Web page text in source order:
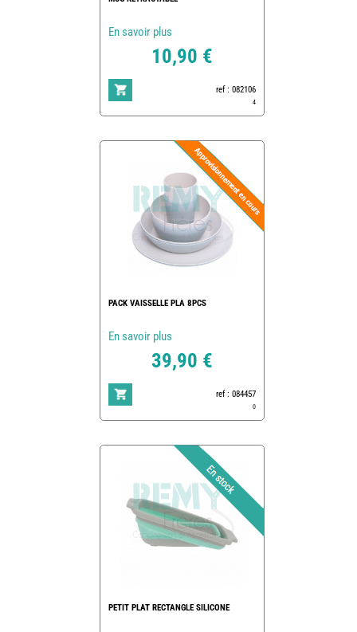
En savoir plus
10,90 €
ref : 082106
4
PACK VAISSELLE PLA 8PCS
En savoir plus
39,90 €
ref : 084457
0
PETIT PLAT RECTANGLE SILICONE